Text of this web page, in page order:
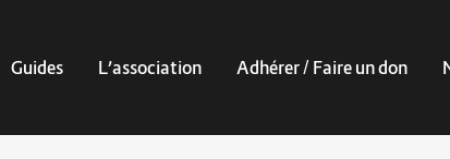
Guides L’association Adhérer / Faire un don